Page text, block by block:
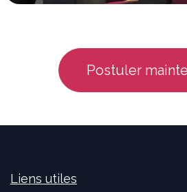
Postuler
Liens utiles